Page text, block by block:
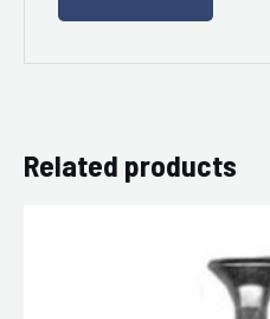
Related products